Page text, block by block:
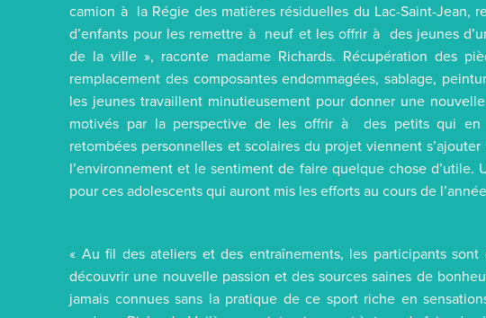
camion à la Régie des matières résiduelles du Lac-Saint-Jean,
d’enfants pour les remettre à neuf et les offrir à des jeunes
de la ville », raconte madame Richards. Récupération des
remplacement des composantes endommagées, sablage,
les jeunes travaillent minutieusement pour donner une
motivés par la perspective de les offrir à des petits qui en
retombées personnelles et scolaires du projet viennent
l’environnement et le sentiment de faire quelque chose d’utile.
pour ces adolescents qui auront mis les efforts au cours de
« Au fil des ateliers et des entraînements, les participants
découvrir une nouvelle passion et des sources saines de
jamais connues sans la pratique de ce sport riche en